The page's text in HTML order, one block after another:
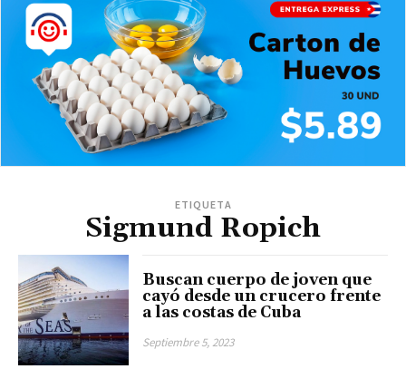
ETIQUETA
Sigmund Ropich
Buscan cuerpo de joven que
cayó desde un crucero frente
a las costas de Cuba
Septiembre 5, 2023